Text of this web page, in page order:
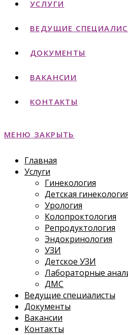
УСЛУГИ
ВЕДУЩИЕ
ДОКУМЕНТЫ
ВАКАНСИИ
КОНТАКТЫ
МЕНЮ ЗАКРЫТЬ
Главная
Услуги
Гинекология
Детская гинекология
Урология
Колопроктология
Репродуктология
Эндокринология
УЗИ
Детское УЗИ
Лабораторные
ДМС
Ведущие специалисты
Документы
Вакансии
Контакты